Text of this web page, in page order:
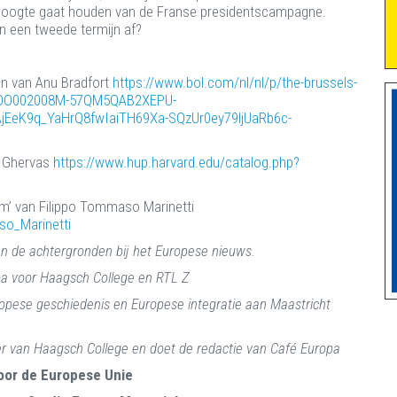
gaat houden van de Franse presidentscampagne.
een tweede termijn af?
van Anu Bradfort https://www.bol.com/nl/nl/p/the-brussels-
57QM5QAB2XEPU-
SQzUr0ey79ljUaRb6c-
https://www.hup.harvard.edu/catalog.php?
van Filippo Tommaso Marinetti
de achtergronden bij het Europese nieuws.
voor Haagsch College en RTL Z
geschiedenis en Europese integratie aan Maastricht
Haagsch College en doet de redactie van Café Europa
de Europese Unie